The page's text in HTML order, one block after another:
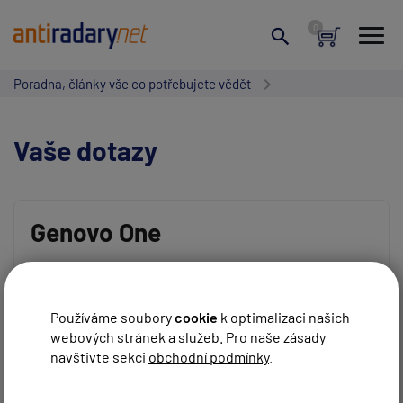
Používáme souborycookie k optimalizaci našich
webových stránek a služeb. Pro naše zásady
navštivte sekci obchodní podmínky.
Poradna, články vše co potřebujete vědět
Vaše dotazy
Vaše jméno:
Váš e-mail:
Genovo One
Petr před 12 roky REAGOVAT